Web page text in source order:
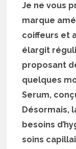
Je ne vous
marque
coiffeurs et
élargit
proposant
quelques
Serum,
Désormais,
besoins
soins